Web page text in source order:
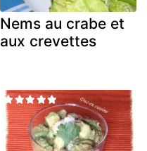
Nems au crabe et
aux crevettes